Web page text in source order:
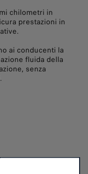
chilometri in
prestazioni in
ai conducenti la
fluida della
senza